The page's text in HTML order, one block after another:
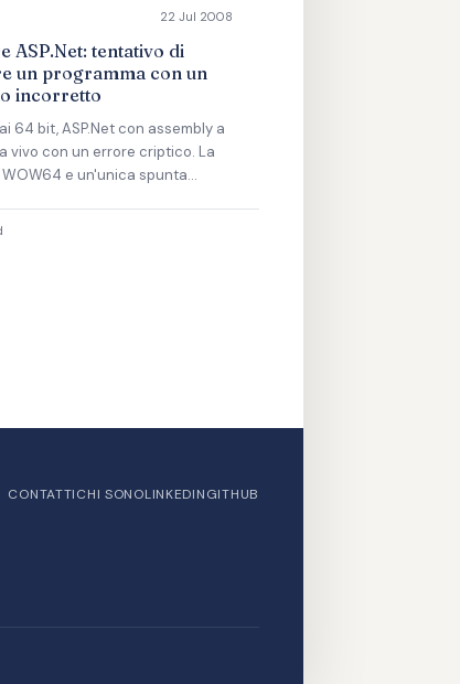
22 Jul 2008
ASP.Net: tentativo di
un programma con un
incorretto
64 bit, ASP.Net con assembly a
vivo con un errore criptico. La
e un'unica spunta
CONTATTICHI SONOLINKEDINGITHUB